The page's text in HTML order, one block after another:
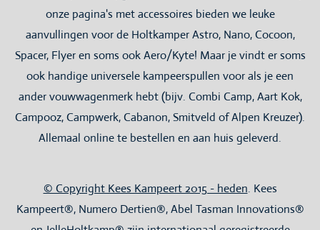
onze pagina's met accessoires bieden we leuke
aanvullingen voor de Holtkamper Astro, Nano, Cocoon,
Spacer, Flyer en soms ook Aero/Kyte! Maar je vindt er soms
ook handige universele kampeerspullen voor als je een
ander vouwwagenmerk hebt (bijv. Combi Camp, Aart Kok,
Campooz, Campwerk, Cabanon, Smitveld of Alpen Kreuzer).
Allemaal online te bestellen en aan huis geleverd.
© Copyright Kees Kampeert 2015 - heden. Kees
Kampeert®, Numero Dertien®, Abel Tasman Innovations®